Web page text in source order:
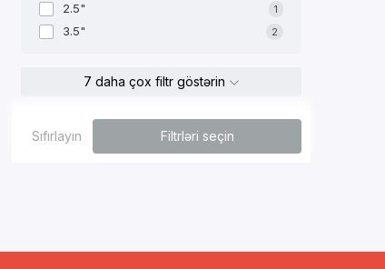
2.5" 1
3.5" 2
7 daha çox filtr göstərin
Sıfırlayın Filtrləri seçin